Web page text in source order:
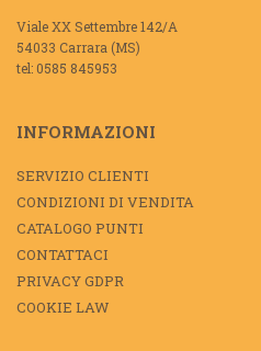
Viale XX Settembre 142/A
54033 Carrara (MS)
tel: 0585 845953
INFORMAZIONI
SERVIZIO CLIENTI
CONDIZIONI DI VENDITA
CATALOGO PUNTI
CONTATTACI
PRIVACY GDPR
COOKIE LAW